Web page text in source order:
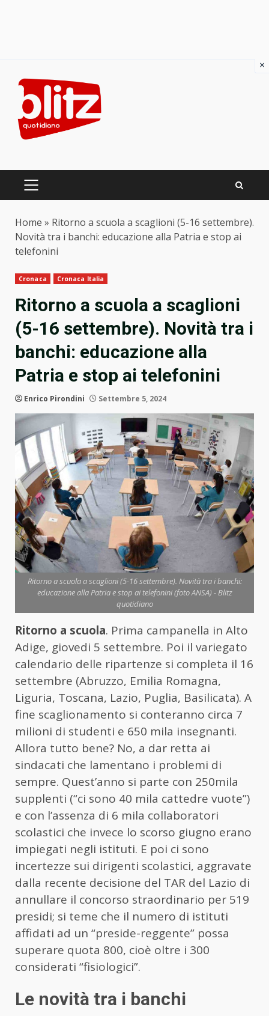
content
PRIMARY
Home » Ritorno a scuola a scaglioni (5-16 settembre).
Novità tra i banchi: educazione alla Patria e stop ai
telefonini
Cronaca Cronaca Italia
Ritorno a scuola a scaglioni
(5-16 settembre). Novità tra i
banchi: educazione alla
Patria e stop ai telefonini
Enrico Pirondini Settembre 5, 2024
Ritorno a scuola a scaglioni (5-16 settembre). Novità tra i banchi:
educazione alla Patria e stop ai telefonini (foto ANSA) - Blitz
quotidiano
Ritorno a scuola. Prima campanella in Alto
Adige, giovedi 5 settembre. Poi il variegato
calendario delle ripartenze si completa il 16
settembre (Abruzzo, Emilia Romagna,
Liguria, Toscana, Lazio, Puglia, Basilicata). A
fine scaglionamento si conteranno circa 7
milioni di studenti e 650 mila insegnanti.
Allora tutto bene? No, a dar retta ai
sindacati che lamentano i problemi di
sempre. Quest’anno si parte con 250mila
supplenti (“ci sono 40 mila cattedre vuote”)
e con l’assenza di 6 mila collaboratori
scolastici che invece lo scorso giugno erano
impiegati negli istituti. E poi ci sono
incertezze sui dirigenti scolastici, aggravate
dalla recente decisione del TAR del Lazio di
annullare il concorso straordinario per 519
presidi; si teme che il numero di istituti
affidati ad un “preside-reggente” possa
superare quota 800, cioè oltre i 300
considerati “fisiologici”.
Le novità tra i banchi
×